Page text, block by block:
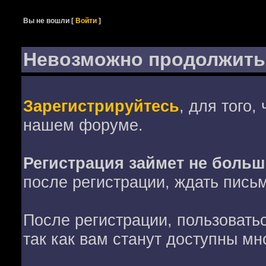
Вы не вошли [Войти ]
Невозможно продолжить
Зарегистрируйтесь, для того,
нашем форуме.
Регистрация займет не
после регистрации, ждать
После регистрации,
так как вам станут доступны